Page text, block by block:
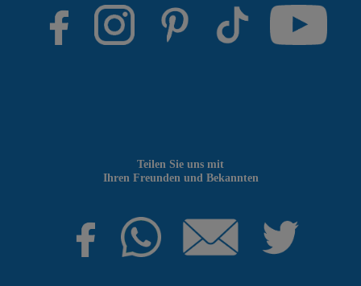
Teilen Sie uns mit
Ihren Freunden und Bekannten